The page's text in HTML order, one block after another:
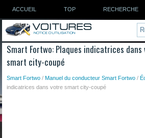
ACCUEIL TOP RECHERCHE
Smart Fortwo: Plaques indicatrices dans
smart city-coupé
Smart Fortwo /Manuel du conducteur Smart Fortwo /
indicatrices dans votre smart city-coupé